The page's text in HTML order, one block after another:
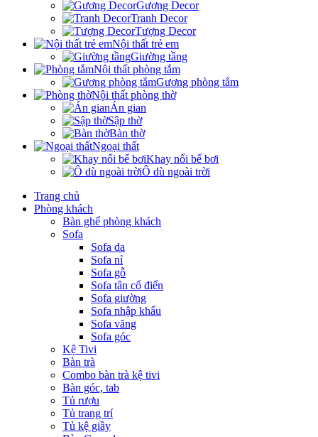
Gương Decor
Tranh Decor
Tượng Decor
Nội thất trẻ em
Giường tầng
Nội thất phòng tắm
Gương phòng tắm
Nội thất phòng thờ
Án gian
Sập thờ
Bàn thờ
Ngoại thất
Khay nổi bể bơi
Ô dù ngoài trời
Trang chủ
Phòng khách
Bàn ghế phòng khách
Sofa
Sofa da
Sofa nỉ
Sofa gỗ
Sofa tân cổ điển
Sofa giường
Sofa nhập khẩu
Sofa văng
Sofa góc
Kệ Tivi
Bàn trà
Combo bàn trà kệ tivi
Bàn góc, tab
Tủ rượu
Tủ trang trí
Tủ kệ giầy